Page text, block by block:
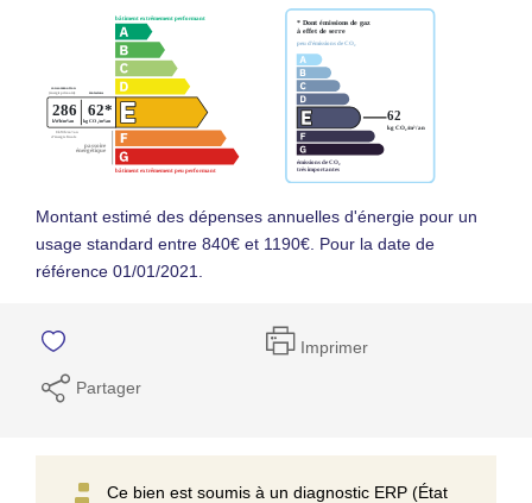
Montant estimé des dépenses annuelles d'énergie pour un
usage standard entre 840€ et 1190€. Pour la date de
référence 01/01/2021.
Imprimer
Partager
Ce bien est soumis à un diagnostic ERP (État